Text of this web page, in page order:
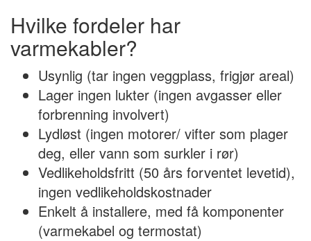
Hvilke fordeler har
varmekabler?
Usynlig (tar ingen veggplass, frigjør areal)
Lager ingen lukter (ingen avgasser eller
forbrenning involvert)
Lydløst (ingen motorer/ vifter som plager
deg, eller vann som surkler i rør)
Vedlikeholdsfritt (50 års forventet levetid),
ingen vedlikeholdskostnader
Enkelt å installere, med få komponenter
(varmekabel og termostat)